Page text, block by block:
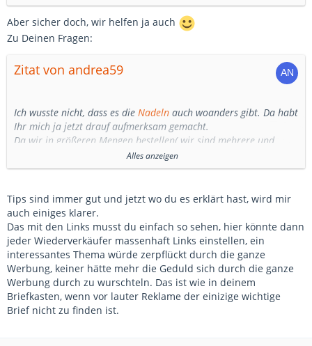
Aber sicher doch, wir helfen ja auch
Zu Deinen Fragen:
Zitat von andrea59
Ich wusste nicht, dass es die Nadeln auch woanders gibt. Da habt
Ihr mich ja jetzt drauf aufmerksam gemacht.
Da wir in größeren Mengen bestellen( wir sind mehrere und
teilen es uns), fand ich den Preis sehr günstig.
Ich hatte es erklärt( im anderen Bereich, in den ich den Händler
Ich nähe sehr dicke , feste Materialien( 2 Schichten j3 3mm Filz,
Gurtband und Borte). Dabei brachen oft
der Faden riss sehr schnell und ich hatte bessere Nadeln
gesucht. Nach Begutachtung unter dem Mirkoskop fand ich
heraus, dass diese Nadeln ( Akra) sehr gut verarbeitet aussahen
und ich habe es getestet. Aufgefallen ist mir, dassBernina ,
Schmetz und Organ einen starken Metallabrieb ( bei meinen
Materialien) haben. Das ist bei den Akra Nadeln nicht gewesen(
unter dem Miroskop gut zu sehen). Der Faden reißt ( meines
Alles anzeigen
Tips sind immer gut und jetzt wo du es erklärt hast, wird mir
auch einiges klarer.
Das mit den Links musst du einfach so sehen, hier könnte dann
jeder Wiederverkäufer massenhaft Links einstellen, ein
interessantes Thema würde zerpflückt durch die ganze
Werbung, keiner hätte mehr die Geduld sich durch die ganze
Werbung durch zu wurschteln. Das ist wie in deinem
Briefkasten, wenn vor lauter Reklame der einizige wichtige
Brief nicht zu finden ist.